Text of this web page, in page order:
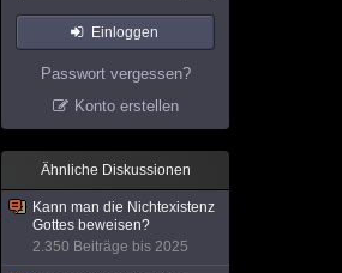
Einloggen
Passwort vergessen?
Konto erstellen
Ähnliche Diskussionen
Kann man die Nichtexistenz
Gottes beweisen?
2.350 Beiträge bis 2025